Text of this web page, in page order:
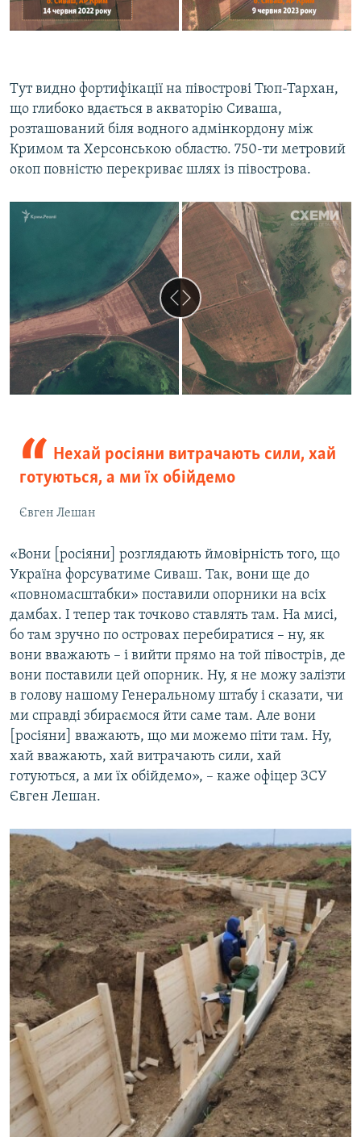
Тут видно фортифікації на півострові Тюп-Тархан,
що глибоко вдається в акваторію Сиваша,
розташований біля водного адмінкордону між
Кримом та Херсонською областю. 750-ти метровий
окоп повністю перекриває шлях із півострова.
Нехай росіяни витрачають сили, хай
готуються, а ми їх обійдемо
Євген Лешан
«Вони [росіяни] розглядають ймовірність того, що
Україна форсуватиме Сиваш. Так, вони ще до
«повномасштабки» поставили опорники на всіх
дамбах. І тепер так точково ставлять там. На мисі,
бо там зручно по островах перебиратися – ну, як
вони вважають – і вийти прямо на той півострів, де
вони поставили цей опорник. Ну, я не можу залізти
в голову нашому Генеральному штабу і сказати, чи
ми справді збираємося йти саме там. Але вони
[росіяни] вважають, що ми можемо піти там. Ну,
хай вважають, хай витрачають сили, хай
готуються, а ми їх обійдемо», – каже офіцер ЗСУ
Євген Лешан.